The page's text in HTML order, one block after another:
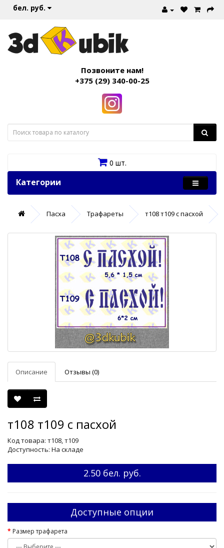
бел. руб.
Позвоните нам!
+375 (29) 340-00-25
0 шт.
Категории
Пасха Трафареты т108 т109 с пасхой
Описание Отзывы (0)
т108 т109 с пасхой
Код товара: т108, т109
Доступность: На складе
2.50 бел. руб.
Доступные опции
Размер трафарета